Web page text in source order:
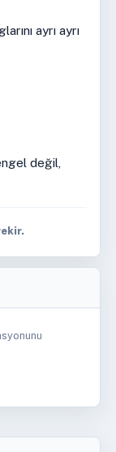
ayrı ayrı
değil,